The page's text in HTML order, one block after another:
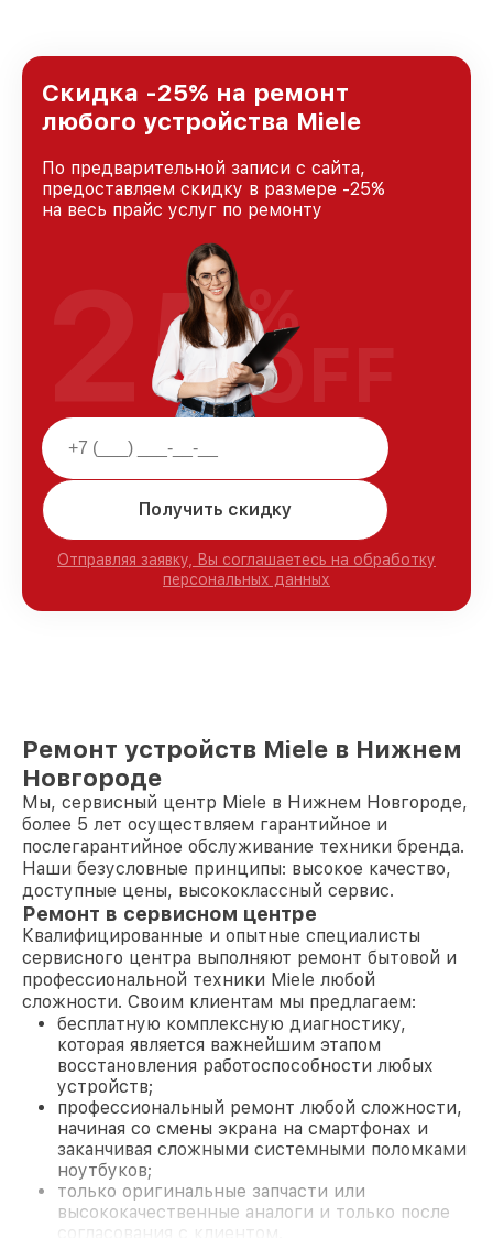
Нижнем Новгороде, постоянно повышая
уровень доверия и лояльности наших
клиентов.
Скидка -25% на ремонт
любого устройства Miele
По предварительной записи с сайта,
предоставляем скидку в размере -25%
на весь прайс услуг по ремонту
Получить скидку
Отправляя заявку, Вы соглашаетесь на обработку
персональных данных
25%
OFF
Ремонт устройств Miele в Нижнем
Новгороде
Мы, сервисный центр Miele в Нижнем Новгороде,
более 5 лет осуществляем гарантийное и
послегарантийное обслуживание техники бренда.
Наши безусловные принципы: высокое качество,
доступные цены, высококлассный сервис.
Ремонт в сервисном центре
Квалифицированные и опытные специалисты
сервисного центра выполняют ремонт бытовой и
профессиональной техники Miele любой
сложности. Своим клиентам мы предлагаем:
бесплатную комплексную диагностику,
которая является важнейшим этапом
восстановления работоспособности любых
устройств;
профессиональный ремонт любой сложности,
начиная со смены экрана на смартфонах и
заканчивая сложными системными поломками
ноутбуков;
только оригинальные запчасти или
высококачественные аналоги и только после
согласования с клиентом.